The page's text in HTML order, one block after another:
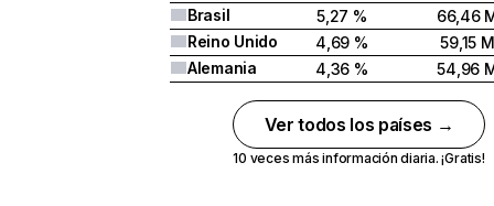
Brasil
5,27 %
66,46
Reino Unido
4,69 %
59,15 M
Alemania
4,36 % 54,96
Ver todos los países →
10 veces más información diaria. ¡Gratis!